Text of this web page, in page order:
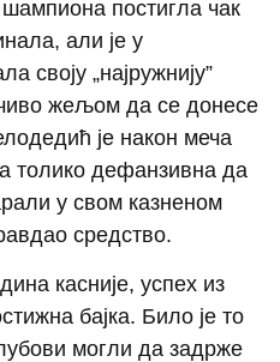
постигла чак
али је у
своју „најружнију”
жељом да се донесе
је након меча
толико дефанзивна да
у свом казненом
средство.
касније, успех из
бајка. Било је то
могли да задрже